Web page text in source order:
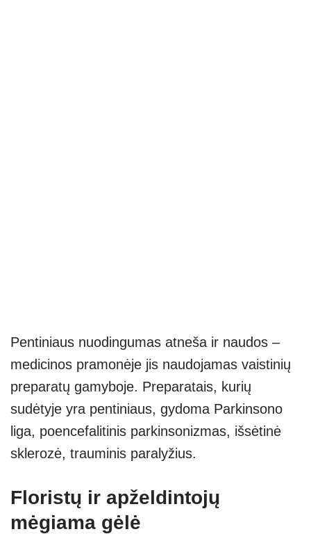
Pentiniaus nuodingumas atneša ir naudos –
medicinos pramonėje jis naudojamas vaistinių
preparatų gamyboje. Preparatais, kurių
sudėtyje yra pentiniaus, gydoma Parkinsono
liga, poencefalitinis parkinsonizmas, išsėtinė
sklerozė, trauminis paralyžius.
Floristų ir apželdintojų
mėgiama gėlė